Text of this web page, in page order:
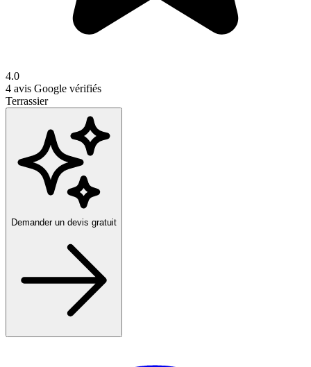
4.0
4 avis Google vérifiés
Terrassier
Demander un devis gratuit